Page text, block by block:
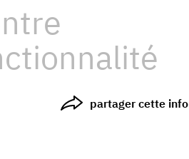
partager cette info